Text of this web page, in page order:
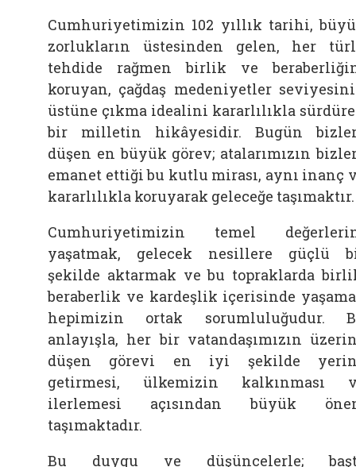
Cumhuriyetimizin 102 yıllık tarihi,
zorlukların üstesinden gelen, her
tehdide rağmen birlik ve
koruyan, çağdaş medeniyetler
üstüne çıkma idealini kararlılıkla
bir milletin hikâyesidir. Bugün
düşen en büyük görev; atalarımızın
emanet ettiği bu kutlu mirası, aynı inanç
kararlılıkla koruyarak geleceğe taşımaktır.
Cumhuriyetimizin temel
yaşatmak, gelecek nesillere güçlü
şekilde aktarmak ve bu topraklarda
beraberlik ve kardeşlik içerisinde
hepimizin ortak sorumluluğudur.
anlayışla, her bir vatandaşımızın
düşen görevi en iyi şekilde
getirmesi, ülkemizin kalkınması
ilerlemesi açısından büyük
taşımaktadır.
Bu duygu ve düşüncelerle;